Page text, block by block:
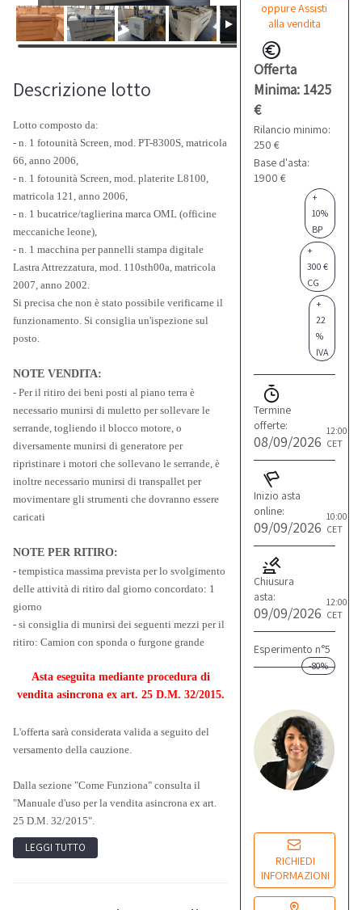
oppure Assisti
alla vendita
Offerta
Minima: 1425
€
Rilancio minimo:
250 €
Base d'asta:
1900 €
+
10%
BP
+
300 €
CG
+
22
%
IVA
Termine
offerte:
08/09/2026
12:00
CET
Inizio asta
online:
09/09/2026
10:00
CET
Chiusura
asta:
09/09/2026
12:00
CET
Esperimento n°5
-80%
RICHIEDI
INFORMAZIONI
Descrizione lotto
Lotto composto da:
- n. 1 fotounità Screen, mod. PT-8300S, matricola
66, anno 2006,
- n. 1 fotounità Screen, mod. platerite L8100,
matricola 121, anno 2006,
- n. 1 bucatrice/taglierina marca OML (officine
meccaniche leone),
- n. 1 macchina per pannelli stampa digitale
Lastra Attrezzatura, mod. 110sth00a, matricola
2007, anno 2002.
Si precisa che non è stato possibile verificarne il
funzionamento. Si consiglia un'ispezione sul
posto.
NOTE VENDITA:
- Per il ritiro dei beni posti al piano terra è
necessario munirsi di muletto per sollevare le
serrande, togliendo il blocco motore, o
diversamente munirsi di generatore per
ripristinare i motori che sollevano le serrande, è
inoltre necessario munirsi di transpallet per
movimentare gli strumenti che dovranno essere
caricati
NOTE PER RITIRO:
- tempistica massima prevista per lo svolgimento
delle attività di ritiro dal giorno concordato: 1
giorno
- si consiglia di munirsi dei seguenti mezzi per il
ritiro: Camion con sponda o furgone grande
Asta eseguita mediante procedura di
vendita asincrona ex art. 25 D.M. 32/2015.
L'offerta sarà considerata valida a seguito del
versamento della cauzione.
Dalla sezione "Come Funziona" consulta il
"Manuale d'uso per la vendita asincrona ex art.
25 D.M. 32/2015".
LEGGI TUTTO